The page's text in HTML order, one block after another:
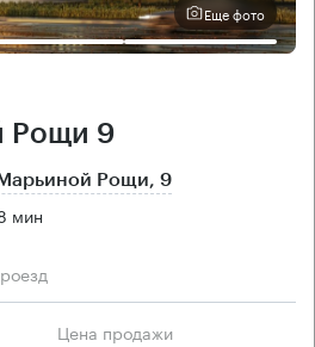
Еще фото
Рощи 9
Рощи, 9
мин
Цена продажи